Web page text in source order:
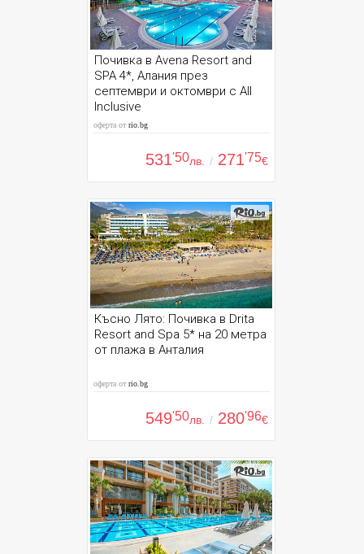
Почивка в Avena Resort and
SPA 4*, Алания през
септември и октомври с All
Inclusive
оферта отrio.bg
531'50лв. / 271'75€
Късно Лято: Почивка в Drita
Resort and Spa 5* на 20 метра
от плажа в Анталия
оферта отrio.bg
549'50лв. / 280'96€